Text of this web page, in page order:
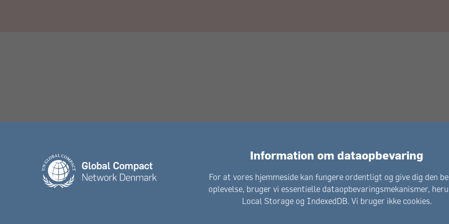
Information om dataopbevaring
For at vores hjemmeside kan fungere ordentligt og give dig den
oplevelse, bruger vi essentielle dataopbevaringsmekanismer,
Local Storage og IndexedDB. Vi bruger ikke cookies.